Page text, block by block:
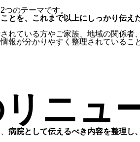
のテーマです。
とを、これまで以上にしっかり伝え
れている方やご家族、地域の関係
報が分かりやすく整理されているこ
ニュ
病院として伝えるべき内容を整理し